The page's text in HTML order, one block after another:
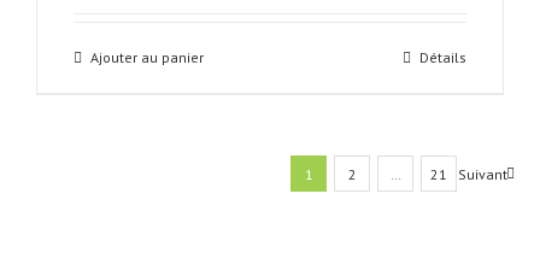
Ajouter au panier Détails
1 2 21 Suivant